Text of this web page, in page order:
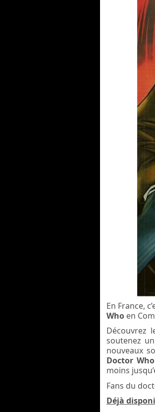
En France,
Who en
Découvrez
soutenez
nouveaux
Doctor Who
moins
Fans du
Déjà